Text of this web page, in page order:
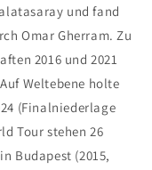
und fand
Omar Gherram. Zu
2016 und 2021
Weltebene holte
(Finalniederlage
Tour stehen 26
Budapest (2015,